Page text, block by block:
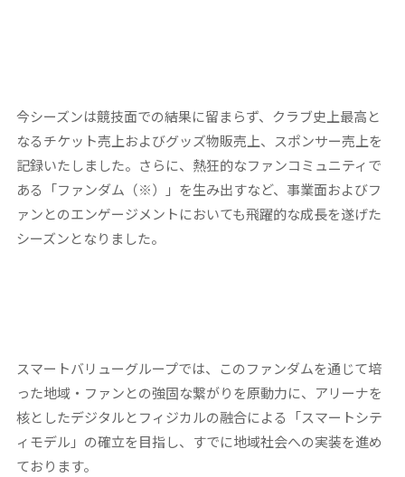
今シーズンは競技面での結果に留まらず、クラブ史上最高と
なるチケット売上およびグッズ物販売上、スポンサー売上を
記録いたしました。さらに、熱狂的なファンコミュニティで
ある「ファンダム（※）」を生み出すなど、事業面およびフ
ァンとのエンゲージメントにおいても飛躍的な成長を遂げた
シーズンとなりました。
スマートバリューグループでは、このファンダムを通じて培
った地域・ファンとの強固な繋がりを原動力に、アリーナを
核としたデジタルとフィジカルの融合による「スマートシテ
ィモデル」の確立を目指し、すでに地域社会への実装を進め
ております。